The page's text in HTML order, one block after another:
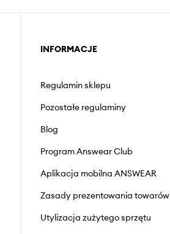
INFORMACJE
Regulamin sklepu
Pozostałe regulaminy
Blog
Program Answear Club
Aplikacja mobilna ANSWEAR
Zasady prezentowania towarów
Utylizacja zużytego sprzętu